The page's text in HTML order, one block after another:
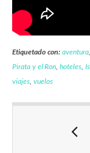
Etiquetado con: aventura
Pirata y el Ron ,hoteles
viajes vuelos